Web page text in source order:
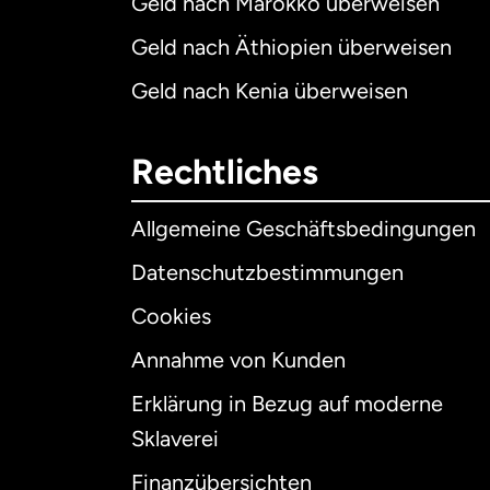
Geld nach Äthiopien überweisen
Geld nach Kenia überweisen
Rechtliches
Allgemeine Geschäftsbedingungen
Datenschutzbestimmungen
Cookies
Annahme von Kunden
Erklärung in Bezug auf moderne
Sklaverei
Finanzübersichten